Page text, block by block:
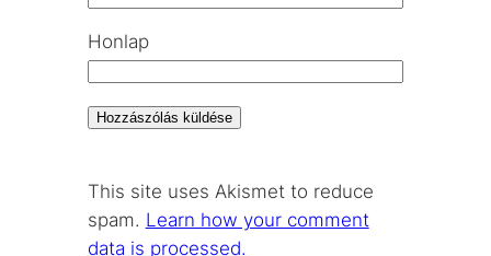
Honlap
This site uses Akismet to reduce
spam. Learn how your comment
data is processed.